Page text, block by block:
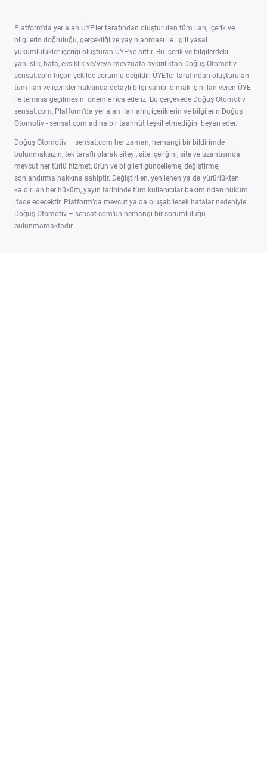
Platform'da yer alan ÜYE’ler tarafından oluşturulan tüm ilan, içerik ve
bilgilerin doğruluğu, gerçekliği ve yayınlanması ile ilgili yasal
yükümlülükler içeriği oluşturan ÜYE’ye aittir. Bu içerik ve bilgilerdeki
yanlışlık, hata, eksiklik ve/veya mevzuata aykırılıktan Doğuş Otomotiv -
sensat.com hiçbir şekilde sorumlu değildir. ÜYE’ler tarafından oluşturulan
tüm ilan ve içerikler hakkında detaylı bilgi sahibi olmak için ilan veren ÜYE
ile temasa geçilmesini önemle rica ederiz. Bu çerçevede Doğuş Otomotiv –
sensat.com, Platform’da yer alan ilanların, içeriklerin ve bilgilerin Doğuş
Otomotiv - sensat.com adına bir taahhüt teşkil etmediğini beyan eder.
Doğuş Otomotiv – sensat.com her zaman, herhangi bir bildirimde
bulunmaksızın, tek taraflı olarak siteyi, site içeriğini, site ve uzantısında
mevcut her türlü hizmet, ürün ve bilgileri güncelleme, değiştirme,
sonlandırma hakkına sahiptir. Değiştirilen, yenilenen ya da yürürlükten
kaldırılan her hüküm, yayın tarihinde tüm kullanıcılar bakımından hüküm
ifade edecektir. Platform’da mevcut ya da oluşabilecek hatalar nedeniyle
Doğuş Otomotiv – sensat.com’un herhangi bir sorumluluğu
bulunmamaktadır.